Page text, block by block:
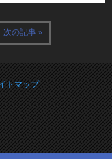
次の記事 »
トマップ